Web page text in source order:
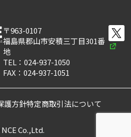
〒963-0107
福島県郡山市安積三丁目301番
地
TEL：024-937-1050
FAX：024-937-1051
護方針特定商取引法について
Co.,Ltd.